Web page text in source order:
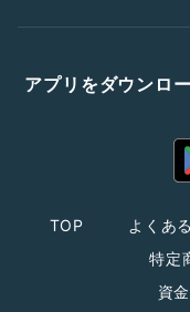
アプリをダウンロ
TOP よくあ
特定
資